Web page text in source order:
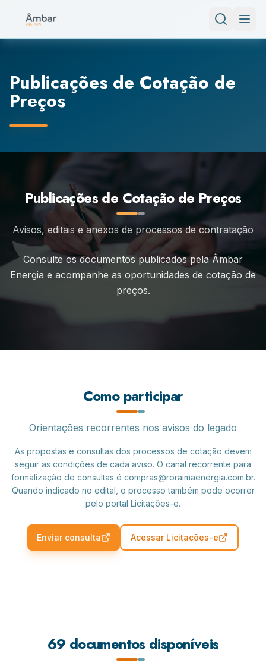
Publicações de Cotação de
Preços
Publicações de Cotação de Preços
Avisos, editais e anexos de processos de contratação
Consulte os documentos publicados pela Âmbar
Energia e acompanhe as oportunidades de cotação de
preços.
Como participar
Orientações recorrentes nos avisos do legado
As propostas e consultas dos processos de cotação devem
seguir as condições de cada aviso. O canal recorrente para
formalização de consultas é compras@roraimaenergia.com.br.
Quando indicado no edital, o processo também pode ocorrer
pelo portal Licitações-e.
Enviar consulta Acessar Licitações-e
69 documentos disponíveis